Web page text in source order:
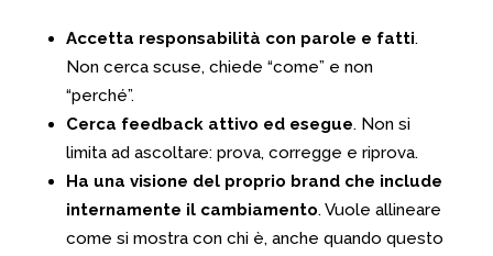
Accetta responsabilità con parole e fatti.
Non cerca scuse, chiede “come” e non
“perché”.
Cerca feedback attivo ed esegue. Non si
limita ad ascoltare: prova, corregge e riprova.
Ha una visione del proprio brand che include
internamente il cambiamento. Vuole allineare
come si mostra con chi è, anche quando questo